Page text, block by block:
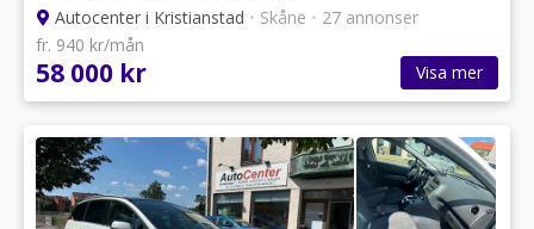
Autocenter i Kristianstad • Skåne • 27 annonser
fr. 940 kr/mån
58 000 kr Visa mer